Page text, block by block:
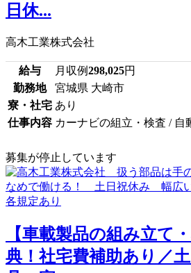
日休...
高木工業株式会社
給与 月収例298,025円
勤務地
宮城県 大崎市
寮・社宅 あり
仕事内容 カーナビの組立・検査 / 自
募集が停止しています
【車載製品の組み立て
典！社宅費補助あり／